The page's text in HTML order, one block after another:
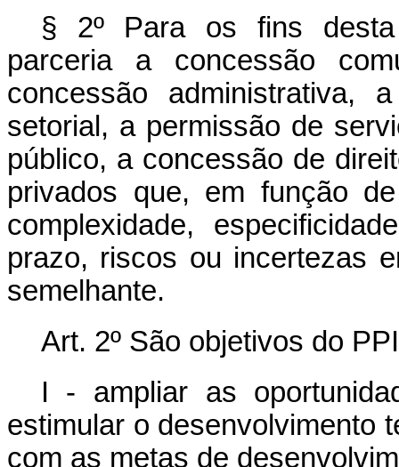
§ 2º Para os fins desta
parceria a concessão
concessão administrativa,
setorial, a permissão de
público, a concessão de
privados que, em função
complexidade,
prazo, riscos ou incertezas
semelhante.
Art. 2º São objetivos do
I - ampliar as
estimular o desenvolvimento
com as metas de